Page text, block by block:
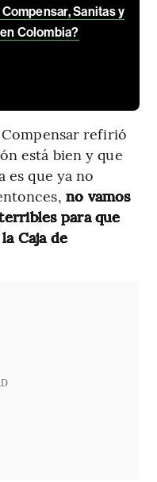
Sanitas y
Colombia?
refirió
está bien y que
es que ya no
no vamos
para que
Caja de